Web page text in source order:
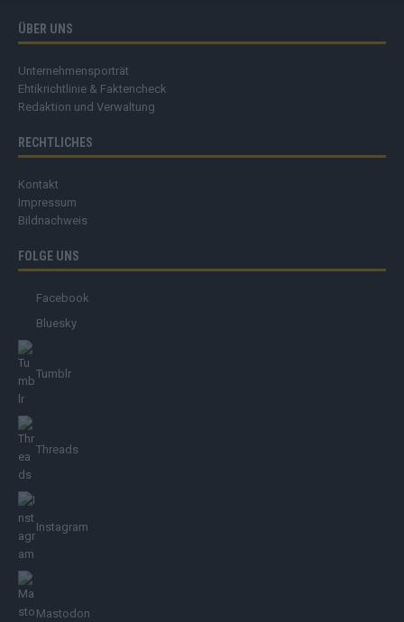
ÜBER UNS
Unternehmensporträt
Ehtikrichtlinie & Faktencheck
Redaktion und Verwaltung
RECHTLICHES
Kontakt
Impressum
Bildnachweis
FOLGE UNS
Facebook
Bluesky
Tumblr
Threads
Instagram
Mastodon